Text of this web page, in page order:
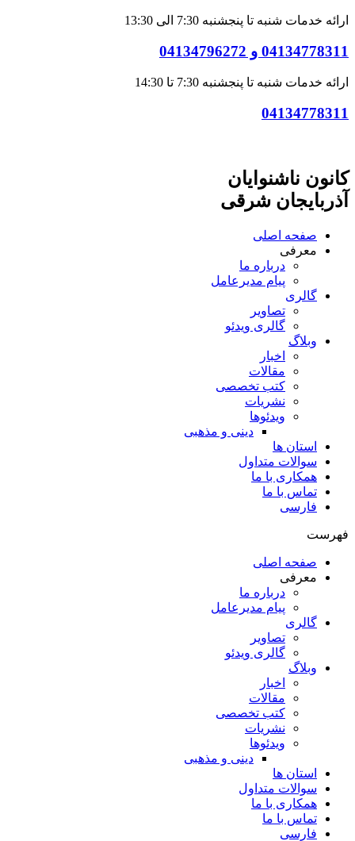
ارائه خدمات شنبه تا پنجشنبه 7:30 الی 13:30
04134778311 و 04134796272
ارائه خدمات شنبه تا پنجشنبه 7:30 تا 14:30
04134778311
کانون ناشنوایان
آذربایجان شرقی
صفحه اصلی
معرفی
درباره ما
پیام مدیرعامل
گالری
تصاویر
گالری ویدئو
وبلاگ
اخبار
مقالات
کتب تخصصی
نشریات
ویدئوها
دینی و مذهبی
استان ها
سوالات متداول
همکاری با ما
تماس با ما
فارسی
فهرست
صفحه اصلی
معرفی
درباره ما
پیام مدیرعامل
گالری
تصاویر
گالری ویدئو
وبلاگ
اخبار
مقالات
کتب تخصصی
نشریات
ویدئوها
دینی و مذهبی
استان ها
سوالات متداول
همکاری با ما
تماس با ما
فارسی